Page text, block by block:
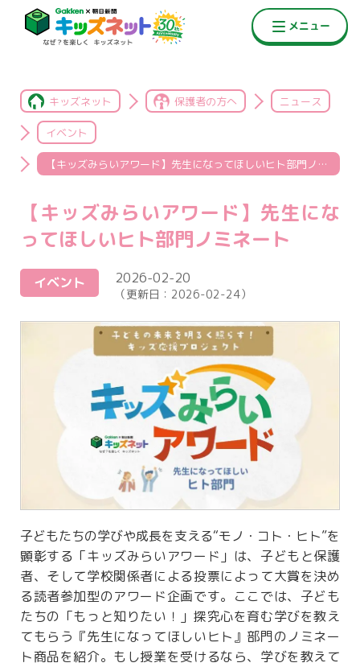
キッズネット 保護者の方へ ニュース
イベント
【キッズみらいアワード】先生になってほしいヒト部門ノミネート
【キッズみらいアワード】先生にな
ってほしいヒト部門ノミネート
イベント 2026-02-20
（更新日： 2026-02-24）
子どもたちの学びや成長を支える“モノ・コト・ヒト”を
顕彰する「キッズみらいアワード」は、子どもと保護
者、そして学校関係者による投票によって大賞を決め
る読者参加型のアワード企画です。ここでは、子ども
たちの「もっと知りたい！」探究心を育む学びを教え
てもらう『先生になってほしいヒト』部門のノミネー
ト商品を紹介。もし授業を受けるなら、学びを教えて